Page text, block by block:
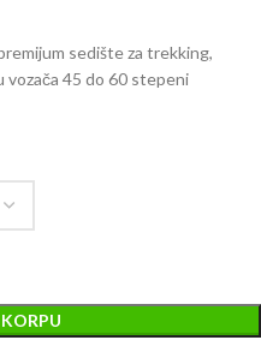
sedište za trekking,
vozača 45 do 60 stepeni